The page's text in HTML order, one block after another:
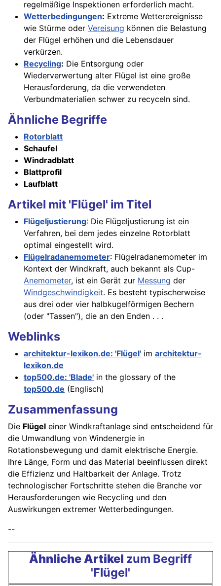
regelmäßige Inspektionen erforderlich macht.
Wetterbedingungen: Extreme Wetterereignisse
wie Stürme oder Vereisung können die Belastung
der Flügel erhöhen und die Lebensdauer
verkürzen.
Recycling: Die Entsorgung oder
Wiederverwertung alter Flügel ist eine große
Herausforderung, da die verwendeten
Verbundmaterialien schwer zu recyceln sind.
Ähnliche Begriffe
Rotorblatt
Schaufel
Windradblatt
Blattprofil
Laufblatt
Artikel mit 'Flügel' im Titel
Flügeljustierung: Die Flügeljustierung ist ein
Verfahren, bei dem jedes einzelne Rotorblatt
optimal eingestellt wird.
Flügelradanemometer: Flügelradanemometer im
Kontext der Windkraft, auch bekannt als Cup-
Anemometer, ist ein Gerät zur Messung der
Windgeschwindigkeit. Es besteht typischerweise
aus drei oder vier halbkugelförmigen Bechern
(oder "Tassen"), die an den Enden . . .
Weblinks
architektur-lexikon.de: 'Flügel' im architektur-
lexikon.de
top500.de: 'Blade' in the glossary of the
top500.de (Englisch)
Zusammenfassung
Die Flügel einer Windkraftanlage sind entscheidend für
die Umwandlung von Windenergie in
Rotationsbewegung und damit elektrische Energie.
Ihre Länge, Form und das Material beeinflussen direkt
die Effizienz und Haltbarkeit der Anlage. Trotz
technologischer Fortschritte stehen die Branche vor
Herausforderungen wie Recycling und den
Auswirkungen extremer Wetterbedingungen.
--
Ähnliche Artikel zum Begriff
'Flügel'